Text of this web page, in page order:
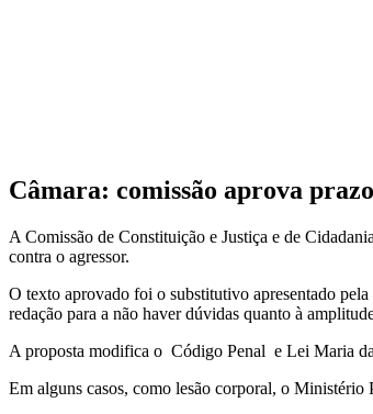
Câmara: comissão aprova
A Comissão de Constituição e Justiça e de
contra o agressor.
O texto aprovado foi o substitutivo apresentado
redação para a não haver dúvidas quanto à
A proposta modifica o Código Penal e Lei Maria
Em alguns casos, como lesão corporal, o Ministério